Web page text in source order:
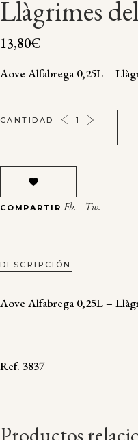
Llàgrimes
13,80€
Aove Alfabrega 0,25L –
AOVE
-
LLÀGRIMES
DEL
CANIGÓ
CANTIDAD
COMPARTIR Fb. Tw.
DESCRIPCIÓN
Aove Alfabrega 0,25L –
Ref. 3837